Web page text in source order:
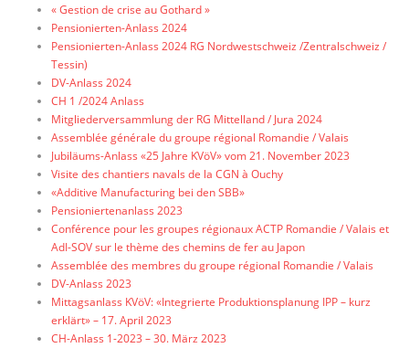
« Gestion de crise au Gothard »
Pensionierten-Anlass 2024
Pensionierten-Anlass 2024 RG Nordwestschweiz /Zentralschweiz /
Tessin)
DV-Anlass 2024
CH 1 /2024 Anlass
Mitgliederversammlung der RG Mittelland / Jura 2024
Assemblée générale du groupe régional Romandie / Valais
Jubiläums-Anlass «25 Jahre KVöV» vom 21. November 2023
Visite des chantiers navals de la CGN à Ouchy
«Additive Manufacturing bei den SBB»
Pensioniertenanlass 2023
Conférence pour les groupes régionaux ACTP Romandie / Valais et
AdI-SOV sur le thème des chemins de fer au Japon
Assemblée des membres du groupe régional Romandie / Valais
DV-Anlass 2023
Mittagsanlass KVöV: «Integrierte Produktionsplanung IPP – kurz
erklärt» – 17. April 2023
CH-Anlass 1-2023 – 30. März 2023